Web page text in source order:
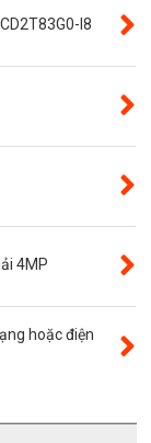
I8
4MP
hoặc điện